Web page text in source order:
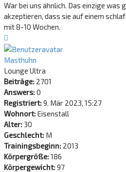
War bei uns ähnlich. Das einzige was
akzeptieren, dass sie auf einem
mit 8-10 Wochen.
oben
Masthuhn
Lounge Ultra
Beiträge: 2701
Answers:0
Registriert:9. Mär 2023, 15:27
Wohnort:Eisenstall
Alter: 30
Geschlecht: M
Trainingsbeginn: 2013
Körpergröße:186
Körpergewicht:97